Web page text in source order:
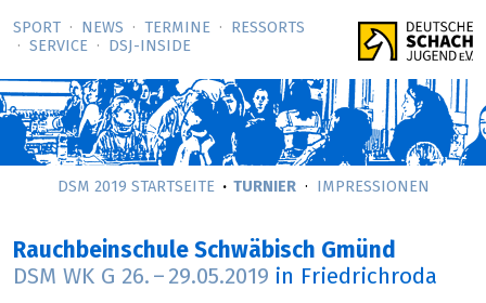
SPORT NEWS TERMINE
RESSORTS
SERVICE
DSJ-­INSIDE
DSM 2019 STARTSEITE TURNIER IMPRESSIONEN
Rauchbeinschule Schwäbisch Gmünd
DSM WK G 26. – 29.05.2019 in Friedrichroda